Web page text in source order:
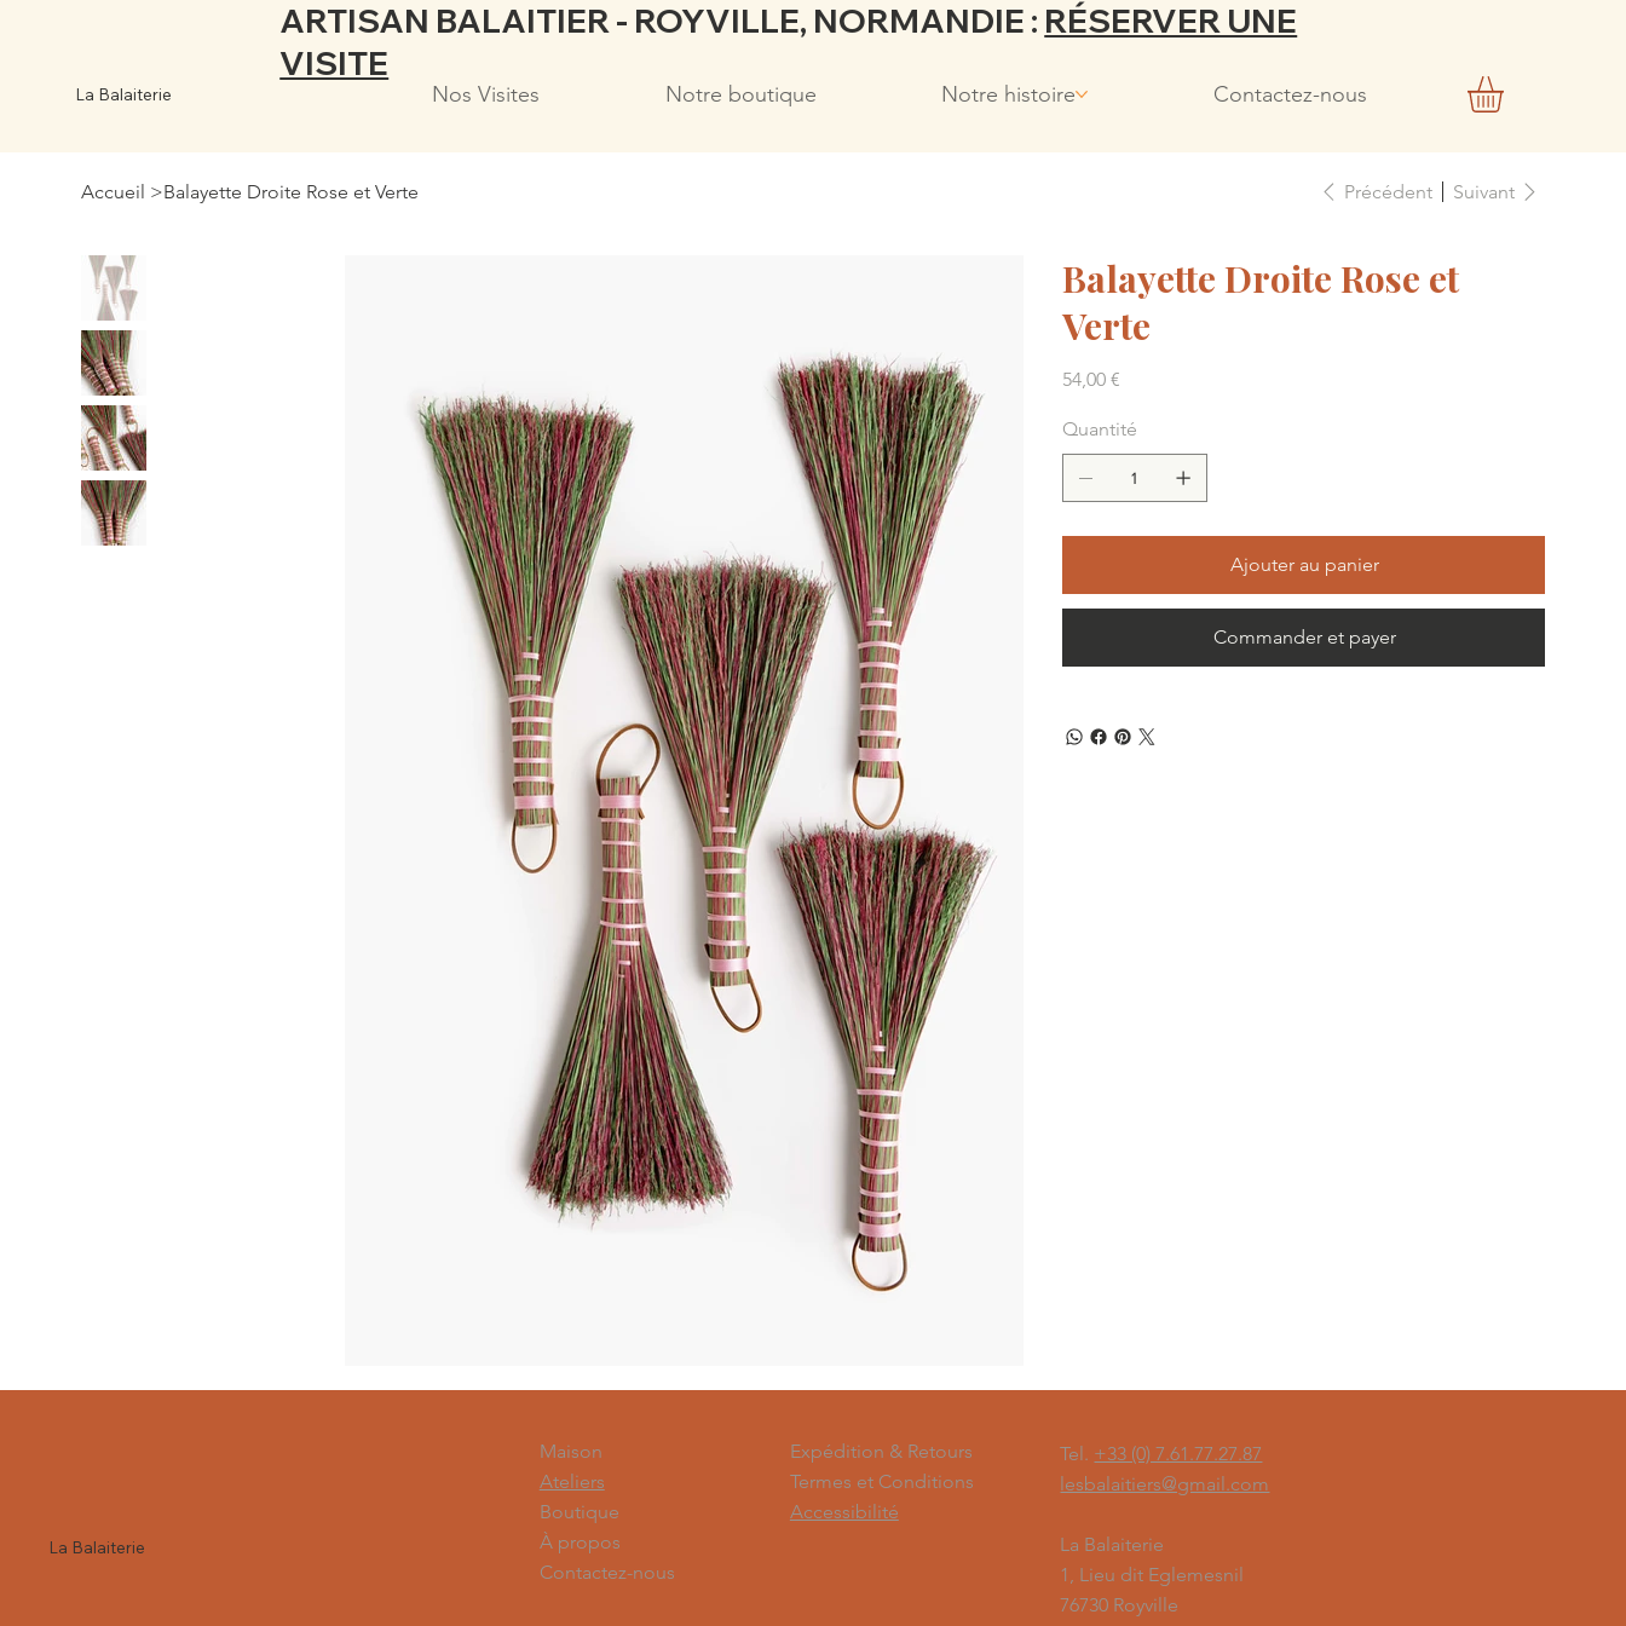
ARTISAN BALAITIER - ROYVILLE, NORMANDIE : RÉSERVER UNE
VISITE
La Balaiterie Nos Visites Notre boutique Notre histoire Contactez-nous
Accueil >Balayette Droite Rose et Verte Précédent Suivant
Balayette Droite Rose et
Verte
54,00 €
Quantité
Ajouter au panier
Commander et payer
La Balaiterie
Maison
Ateliers
Boutique
À propos
Contactez-nous
Expédition & Retours
Termes et Conditions
Accessibilité
Tel. +33 (0) 7.61.77.27.87
lesbalaitiers@gmail.com
La Balaiterie
1, Lieu dit Eglemesnil
76730 Royville